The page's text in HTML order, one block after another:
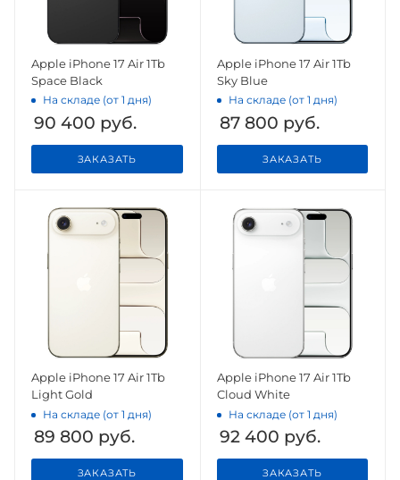
Apple iPhone 17 Air 1Tb
Space Black
На складе (от 1 дня)
90 400 руб.
ЗАКАЗАТЬ
Apple iPhone 17 Air 1Tb
Sky Blue
На складе (от 1 дня)
87 800 руб.
ЗАКАЗАТЬ
Apple iPhone 17 Air 1Tb
Light Gold
На складе (от 1 дня)
89 800 руб.
ЗАКАЗАТЬ
Apple iPhone 17 Air 1Tb
Cloud White
На складе (от 1 дня)
92 400 руб.
ЗАКАЗАТЬ